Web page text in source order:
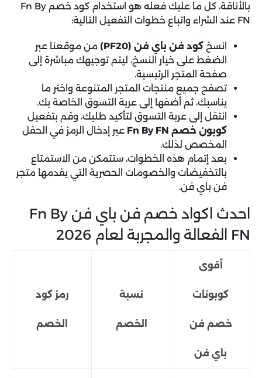
بالأناقة، كل ما عليك فعله هو استخدام كود خصم Fn By
FN عند الشراء واتباع خطوات التفعيل التالية:
انسخ كود فن باي فن (PF20)
من موقعنا عبر
الضغط على خيار النسخ، ليتم توجيهك مباشرة إلى
صفحة المتجر الرئيسية.
تصفح جميع منتجات المتجر المتنوعة واختر ما
يناسبك، ثم أضفها إلى عربة التسوق الخاصة بك.
انتقل إلى عربة التسوق لتأكيد طلبك، وقم بتفعيل
كوبون خصم Fn By FN
عبر إدخال الرمز في الحقل
المخصص لذلك.
بعد إتمام هذه الخطوات، ستتمكن من الاستمتاع
بالتخفيضات والخصومات الحصرية التي يقدمها متجر
فن باي فن.
احدث اكواد خصم فن باي فن Fn By
FN الفعالة والمجربة لعام 2026
أقوى
كوبونات
خصم فن
باي فن
نسبة
الخصم
رمز كود
الخصم